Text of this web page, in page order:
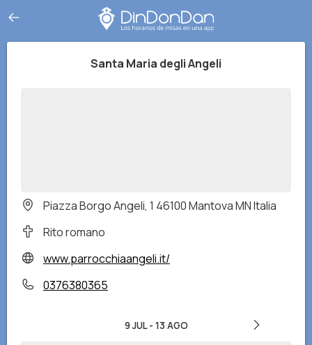
Santa Maria degli Angeli
Piazza Borgo Angeli, 1 46100 Mantova MN Italia
Rito romano
www.parrocchiaangeli.it/
0376380365
9 JUL- 13 AGO